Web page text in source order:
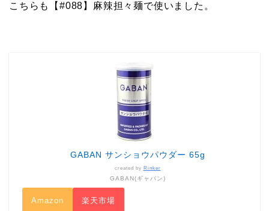
こちらも【#088】麻辣担々麺で使いました。
GABAN サンショウパウダー 65g
created by Rinker
GABAN(ギャバン)
Amazon 楽天市場